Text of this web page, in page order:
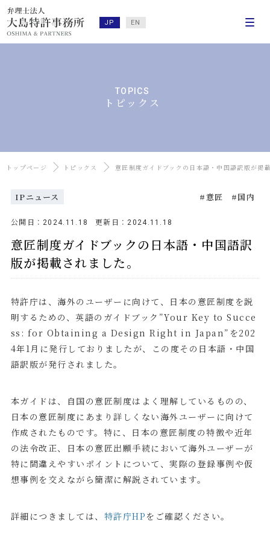
JP EN
TOPICS
トピックス
トップページ トピックス 意匠制度ガイドブックの日本語・中国語訳版が掲
IPニュース 意匠 国内
公開日： 2024.11.18 更新日： 2024.11.18
意匠制度ガイドブックの日本語・中国語訳
版が掲載されました。
特許庁は、海外のユーザーに向けて、日本の意匠制度を説
明するための、英語のガイドブック”Your Key to Succe
ss: for Obtaining a Design Right in Japan”を202
4年1月に発行しておりましたが、この度その日本語・中国
語訳版が発行されました。
本ガイドは、自国の意匠制度はよく理解しているものの、
日本の意匠制度にあまり詳しくない海外ユーザーに向けて
作成されたものです。特に、日本の意匠制度の特徴や近年
の法令改正、日本の意匠出願手続において海外ユーザーが
特に間違えやすいポイントについて、実際の登録事例や仮
想事例を交えながら簡潔に解説されています。
詳細につきましては、 特許庁HP をご確認ください。